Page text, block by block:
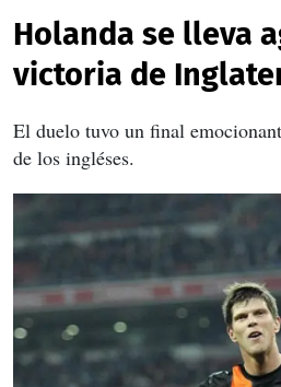
Holanda se lleva
victoria de
El duelo tuvo un final
de los ingléses.